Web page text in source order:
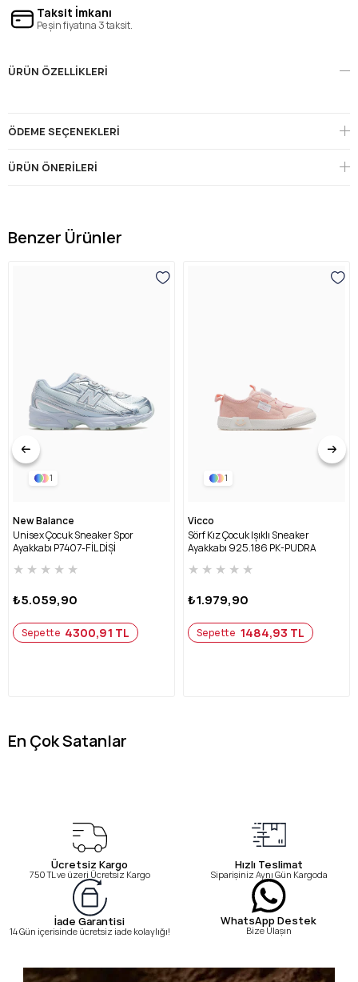
Taksit İmkanı
Peşin fiyatına 3 taksit.
ÜRÜN ÖZELLIKLERI
ÖDEME SEÇENEKLERI
ÜRÜN ÖNERILERI
Benzer Ürünler
1
New Balance
Unisex Çocuk Sneaker Spor
Ayakkabı P7407-FİL DİŞİ
★ ★ ★ ★ ★
₺5.059,90
Sepette 4300,91 TL
1
Vicco
Sörf Kız Çocuk Işıklı Sneaker
Ayakkabı 925.186 PK-PUDRA
★ ★ ★ ★ ★
₺1.979,90
Sepette 1484,93 TL
En Çok Satanlar
Ücretsiz Kargo
750 TL ve üzeri Ücretsiz Kargo
Hızlı Teslimat
Siparişiniz Aynı Gün Kargoda
İade Garantisi
14 Gün içerisinde ücretsiz iade kolaylığı!
WhatsApp Destek
Bize Ulaşın